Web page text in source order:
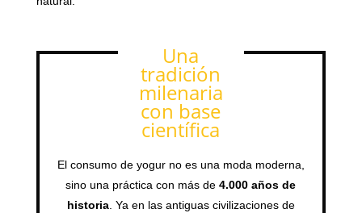
Una
tradición
milenaria
con base
científica
El consumo de yogur no es una moda moderna,
sino una práctica con más de4.000 años de
historia. Ya en las antiguas civilizaciones de